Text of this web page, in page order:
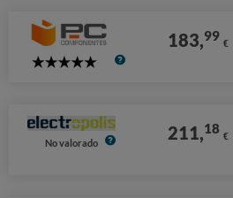
5
183,99 €
No valorado 211,18 €